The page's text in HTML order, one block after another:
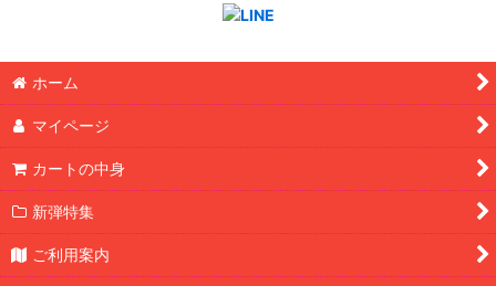
ホーム
マイページ
カートの中身
新弾特集
ご利用案内